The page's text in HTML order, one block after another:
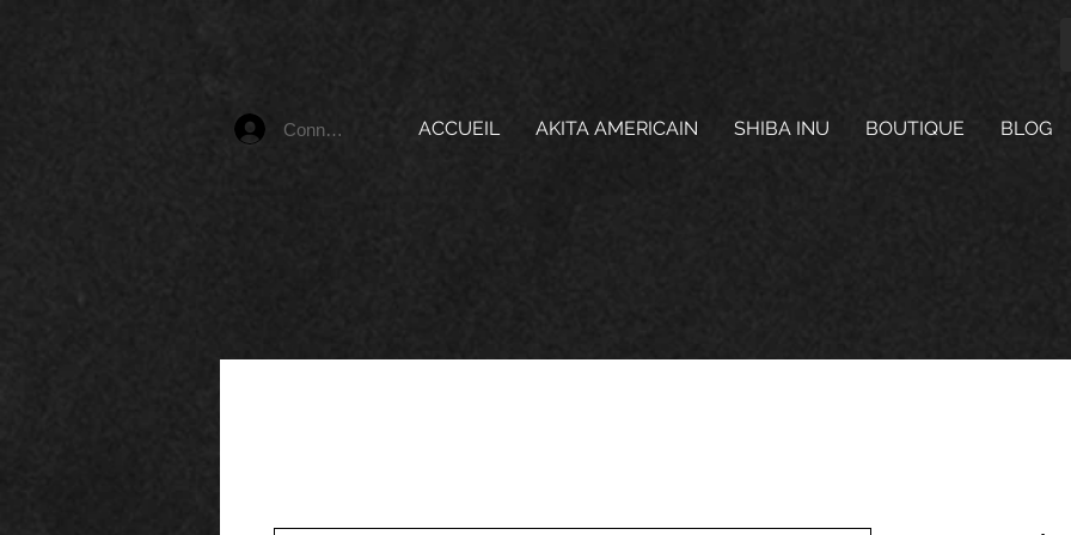
Connexion ACCUEIL AKITA AMERICAIN SHIBA INU BOUTIQUE BLOG